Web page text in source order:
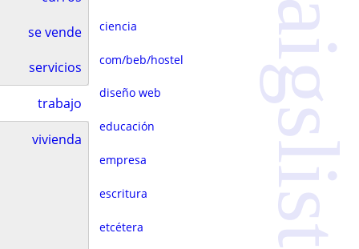
se vende
servicios
trabajo
vivienda
ciencia
com/beb/hostel
diseño web
educación
empresa
escritura
etcétera craigslist